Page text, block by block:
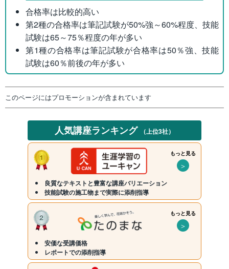
合格率は比較的高い
第2種の合格率は筆記試験が50%強～60%程度、技能
試験は65～75％程度の年が多い
第1種の合格率は筆記試験が合格率は50％強、技能
試験は60％前後の年が多い
このページにはプロモーションが含まれています
人気講座ランキング （上位3社）
もっと見る
＞
良質なテキストと豊富な講座バリエーション
技能試験の施工物まで実際に添削指導
もっと見る
＞
安価な受講価格
レポートでの添削指導